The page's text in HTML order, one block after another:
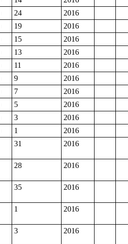
24
2016
19
2016
15
2016
13
2016
11
2016
9
2016
7
2016
5
2016
3
2016
1
2016
31 2016
28 2016
35 2016
1 2016
3 2016